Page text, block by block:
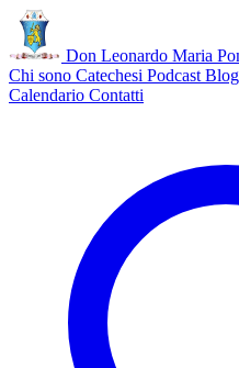
Don Leonardo Maria
Chi sono Catechesi Podcast Blog
Calendario Contatti